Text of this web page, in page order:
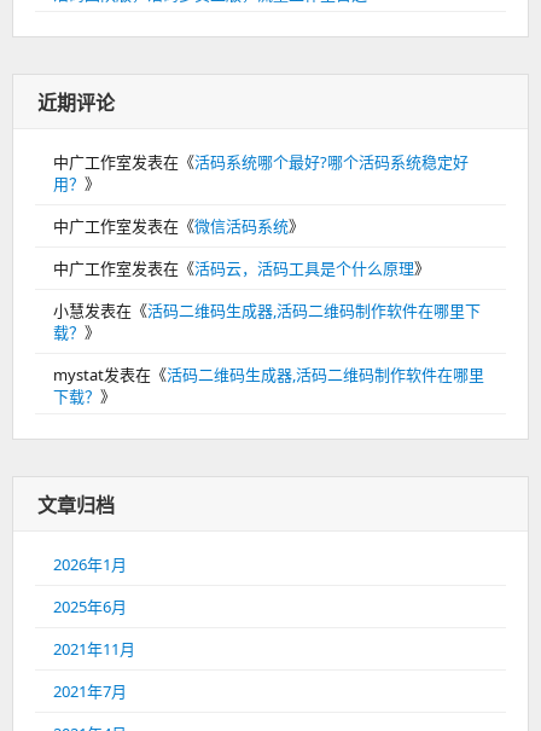
近期评论
中广工作室发表在《活码系统哪个最好?哪个活码系统稳定好
用？ 》
中广工作室发表在《微信活码系统》
中广工作室发表在《活码云，活码工具是个什么原理》
小慧发表在《活码二维码生成器,活码二维码制作软件在哪里下
载？ 》
mystat发表在《活码二维码生成器,活码二维码制作软件在哪里
下载？ 》
文章归档
2026年1月
2025年6月
2021年11月
2021年7月